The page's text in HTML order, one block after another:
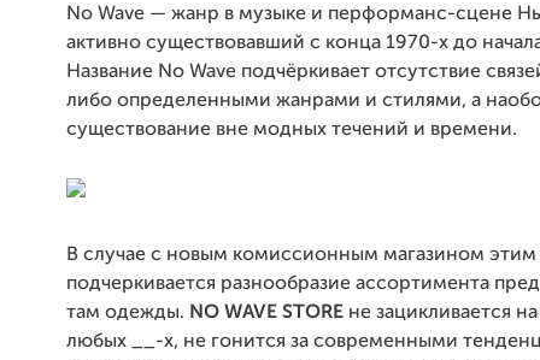
No Wave — жанр в музыке и перформанс-сцене
активно существовавший с конца 1970-х до
Название No Wave подчёркивает отсутствие
либо определенными жанрами и стилями, а
существование вне модных течений и времени.
В случае с новым комиссионным магазином этим
подчеркивается разнообразие ассортимента
там одежды. NO WAVE STORE не зацикливается
любых __-х, не гонится за современными